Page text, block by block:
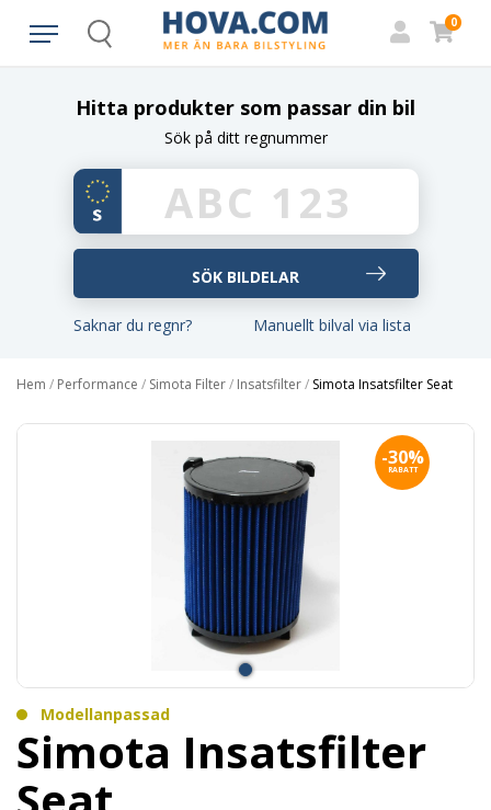
Search
0
Hitta produkter som passar din bil
Sök på ditt regnummer
Saknar du regnr? Manuellt bilval via lista
Hem / Performance / Simota Filter/ Insatsfilter/ Simota Insatsfilter Seat
-30%
RABATT
Modellanpassad
Simota Insatsfilter